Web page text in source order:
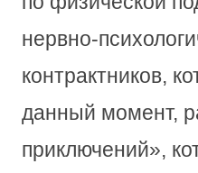
нервно-
контрактников,
данный момент,
приключений»,